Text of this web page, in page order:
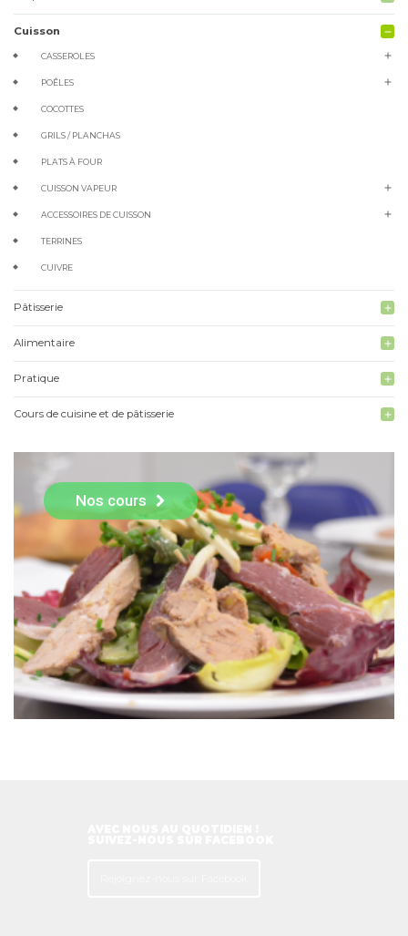
Cuisson remove
CASSEROLES add
POÊLES add
COCOTTES
GRILS / PLANCHAS
PLATS À FOUR
CUISSON VAPEUR add
ACCESSOIRES DE CUISSON add
TERRINES
CUIVRE
Pâtisserie add
Alimentaire add
Pratique add
Cours de cuisine et de pâtisserie add
Nos cours